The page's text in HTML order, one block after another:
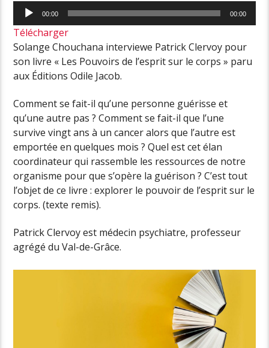
Lecteur
audio
00:00 00:00
Télécharger
Solange Chouchana interviewe Patrick Clervoy pour
son livre « Les Pouvoirs de l’esprit sur le corps » paru
aux Éditions Odile Jacob.
Comment se fait-il qu’une personne guérisse et
qu’une autre pas ? Comment se fait-il que l’une
survive vingt ans à un cancer alors que l’autre est
emportée en quelques mois ? Quel est cet élan
coordinateur qui rassemble les ressources de notre
organisme pour que s’opère la guérison ? C’est tout
l’objet de ce livre : explorer le pouvoir de l’esprit sur le
corps. (texte remis).
Patrick Clervoy est médecin psychiatre, professeur
agrégé du Val-de-Grâce.